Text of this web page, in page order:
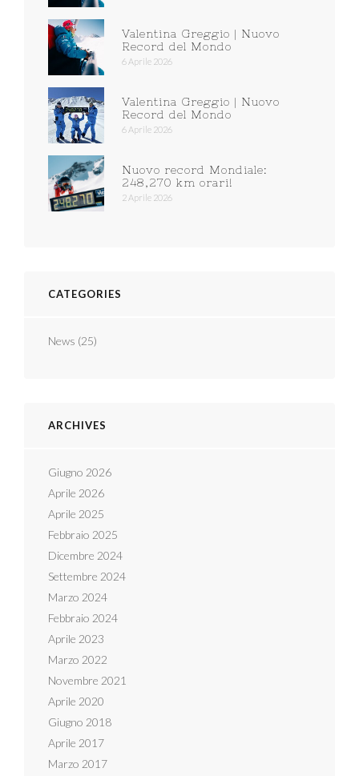
Valentina Greggio | Nuovo
Record del Mondo
6 Aprile 2026
Valentina Greggio | Nuovo
Record del Mondo
6 Aprile 2026
Nuovo record Mondiale:
248,270 km orari!
2 Aprile 2026
CATEGORIES
News (25)
ARCHIVES
Giugno 2026
Aprile 2026
Aprile 2025
Febbraio 2025
Dicembre 2024
Settembre 2024
Marzo 2024
Febbraio 2024
Aprile 2023
Marzo 2022
Novembre 2021
Aprile 2020
Giugno 2018
Aprile 2017
Marzo 2017